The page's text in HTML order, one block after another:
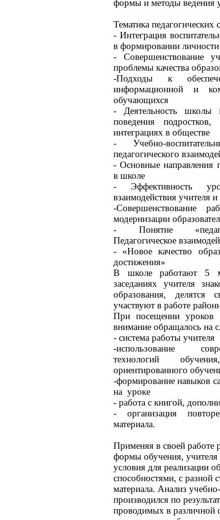
формы и методы ведения
Тематика
- Интеграция
в формировании
- Совершенствование
проблемы качества
-Подходы к
информационной и
обучающихся
- Деятельность школы
поведения
интеграциях в обществе
- Учебно-
педагогического
- Основные направления
в школе
- Эффективность
взаимодействия учителя
-Совершенствование
модернизации
- Понятие
Педагогическое
- «Новое качество
достижения»
В школе работают 5
заседаниях учителя
образования, делятся
участвуют в работе
При посещении уроков
внимание обращалось на
- система работы учителя
-использование
технологий
ориентированного
-формирование навыков
на уроке
- работа с книгой,
- организация
материала.
Применяя в своей работе
формы обучения, учителя
условия для реа­лизации
способностями, с разной
материала. Анализ
производился по
проводимых в различной